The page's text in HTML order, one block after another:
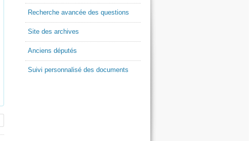
Recherche avancée des questions
Site des archives
Anciens députés
Suivi personnalisé des documents